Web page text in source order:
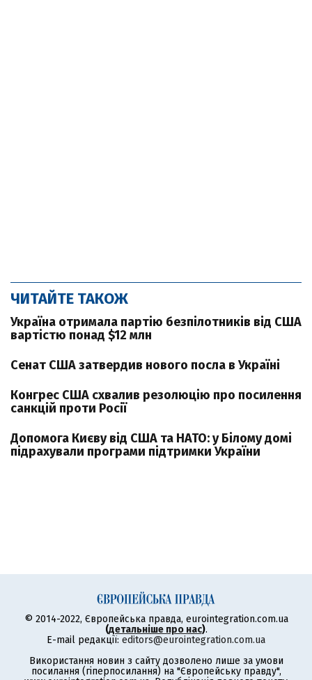
ЧИТАЙТЕ ТАКОЖ
Україна отримала партію безпілотників від США
вартістю понад $12 млн
Сенат США затвердив нового посла в Україні
Конгрес США схвалив резолюцію про посилення
санкцій проти Росії
Допомога Києву від США та НАТО: у Білому домі
підрахували програми підтримки України
© 2014-2022, Європейська правда, eurointegration.com.ua
(детальніше про нас).
E-mail редакції: editors@eurointegration.com.ua
Використання новин з сайту дозволено лише за умови
посилання (гіперпосилання) на "Європейську правду",